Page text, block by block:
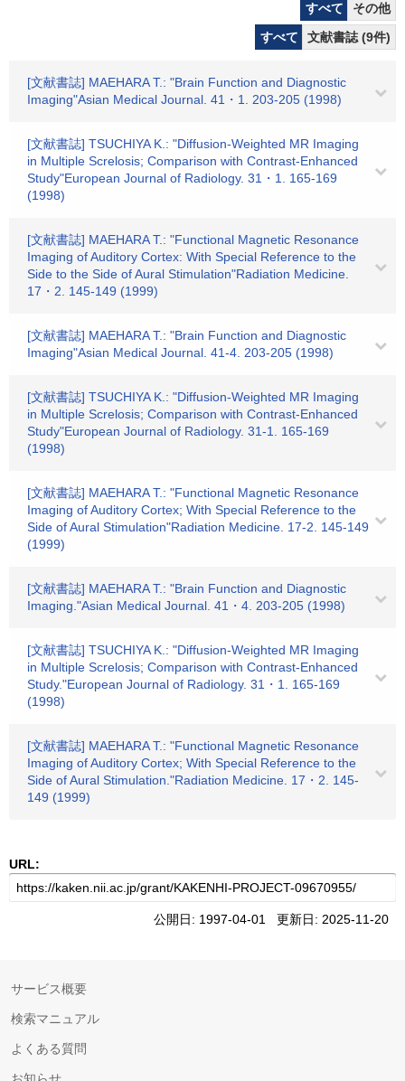
すべて
その他
すべて
文献書誌 (9件)
[文献書誌] MAEHARA T.: "Brain Function and Diagnostic
Imaging"Asian Medical Journal. 41・1. 203-205 (1998)
[文献書誌] TSUCHIYA K.: "Diffusion-Weighted MR Imaging
in Multiple Screlosis; Comparison with Contrast-Enhanced
Study"European Journal of Radiology. 31・1. 165-169
(1998)
[文献書誌] MAEHARA T.: "Functional Magnetic Resonance
Imaging of Auditory Cortex: With Special Reference to the
Side to the Side of Aural Stimulation"Radiation Medicine.
17・2. 145-149 (1999)
[文献書誌] MAEHARA T.: "Brain Function and Diagnostic
Imaging"Asian Medical Journal. 41-4. 203-205 (1998)
[文献書誌] TSUCHIYA K.: "Diffusion-Weighted MR Imaging
in Multiple Screlosis; Comparison with Contrast-Enhanced
Study"European Journal of Radiology. 31-1. 165-169
(1998)
[文献書誌] MAEHARA T.: "Functional Magnetic Resonance
Imaging of Auditory Cortex; With Special Reference to the
Side of Aural Stimulation"Radiation Medicine. 17-2. 145-149
(1999)
[文献書誌] MAEHARA T.: "Brain Function and Diagnostic
Imaging."Asian Medical Journal. 41・4. 203-205 (1998)
[文献書誌] TSUCHIYA K.: "Diffusion-Weighted MR Imaging
in Multiple Screlosis; Comparison with Contrast-Enhanced
Study."European Journal of Radiology. 31・1. 165-169
(1998)
[文献書誌] MAEHARA T.: "Functional Magnetic Resonance
Imaging of Auditory Cortex; With Special Reference to the
Side of Aural Stimulation."Radiation Medicine. 17・2. 145-
149 (1999)
URL:
公開日: 1997-04-01 更新日: 2025-11-20
サービス概要
検索マニュアル
よくある質問